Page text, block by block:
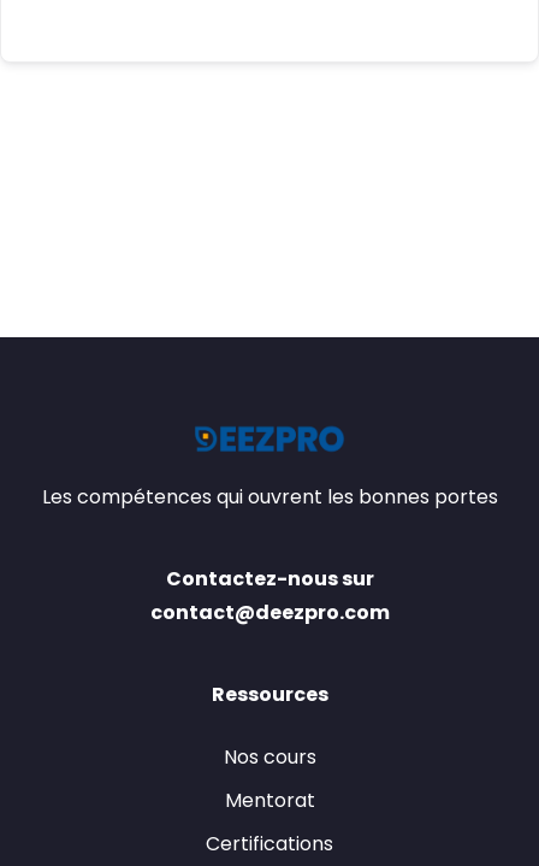
Les compétences qui ouvrent les bonnes portes
Contactez-nous sur
contact@deezpro.com
Ressources
Nos cours
Mentorat
Certifications